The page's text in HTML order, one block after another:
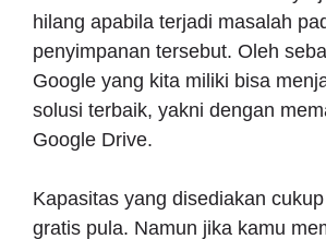
hilang apabila terjadi masalah
penyimpanan tersebut. Oleh
Google yang kita miliki bisa
solusi terbaik, yakni dengan
Google Drive.
Kapasitas yang disediakan
gratis pula. Namun jika kamu